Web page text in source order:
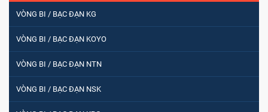
VÒNG BI / BẠC ĐẠN KG
VÒNG BI / BẠC ĐẠN KOYO
VÒNG BI / BẠC ĐẠN NTN
VÒNG BI / BẠC ĐẠN NSK